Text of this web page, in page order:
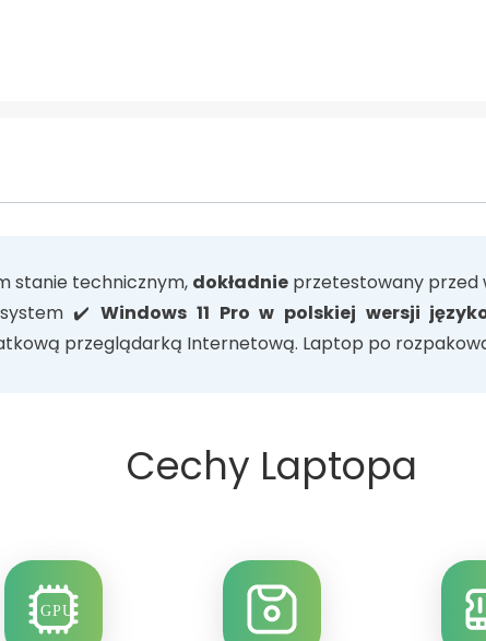
stanie technicznym, dokładnie przetestowany przed
system ✔️Windows 11 Pro w polskiej wersji
przeglądarką Internetową. Laptop po
Cechy Laptopa